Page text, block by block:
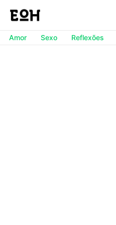
Amor Sexo Reflexões